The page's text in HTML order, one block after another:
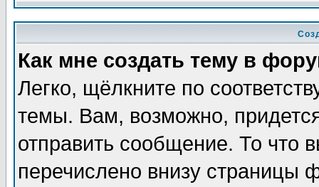
Как мне создать тему в
Легко, щёлкните по
темы. Вам, возможно,
отправить сообщение. То что
перечислено внизу страницы